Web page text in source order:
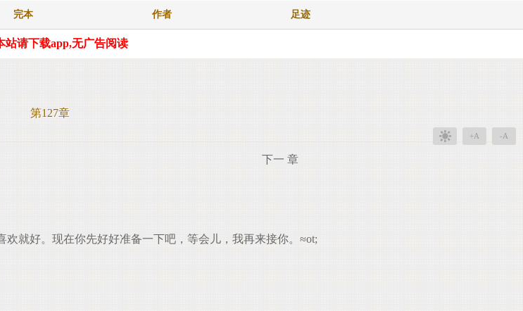
完本 作者 足迹
站请下载app,无广告阅读
第127章
+A -A
下一 章
就好。现在你先好好准备一下吧，等会儿，我再来接你。≈ot;